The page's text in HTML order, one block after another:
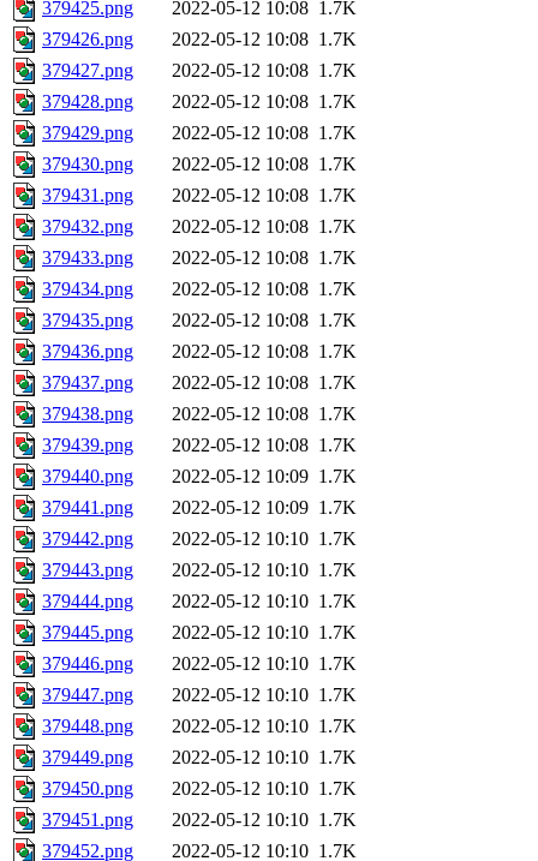
379425.png
2022-05-12 10:08 1.7K
379426.png
2022-05-12 10:08 1.7K
379427.png
2022-05-12 10:08 1.7K
379428.png
2022-05-12 10:08 1.7K
379429.png
2022-05-12 10:08 1.7K
379430.png
2022-05-12 10:08 1.7K
379431.png
2022-05-12 10:08 1.7K
379432.png
2022-05-12 10:08 1.7K
379433.png
2022-05-12 10:08 1.7K
379434.png
2022-05-12 10:08 1.7K
379435.png
2022-05-12 10:08 1.7K
379436.png
2022-05-12 10:08 1.7K
379437.png
2022-05-12 10:08 1.7K
379438.png
2022-05-12 10:08 1.7K
379439.png
2022-05-12 10:08 1.7K
379440.png
2022-05-12 10:09 1.7K
379441.png
2022-05-12 10:09 1.7K
379442.png
2022-05-12 10:10 1.7K
379443.png
2022-05-12 10:10 1.7K
379444.png
2022-05-12 10:10 1.7K
379445.png
2022-05-12 10:10 1.7K
379446.png
2022-05-12 10:10 1.7K
379447.png
2022-05-12 10:10 1.7K
379448.png
2022-05-12 10:10 1.7K
379449.png
2022-05-12 10:10 1.7K
379450.png
2022-05-12 10:10 1.7K
379451.png
2022-05-12 10:10 1.7K
379452.png
2022-05-12 10:10 1.7K